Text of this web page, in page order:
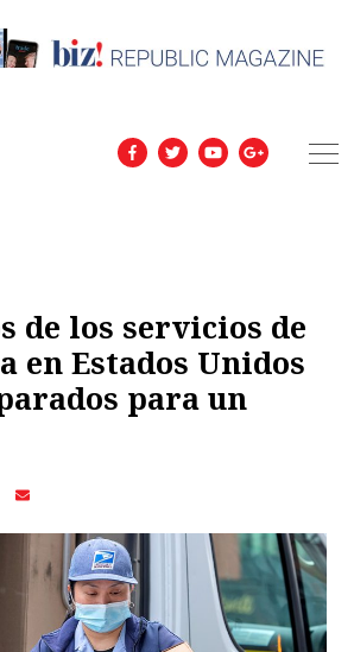
de los servicios de
en Estados Unidos
para un